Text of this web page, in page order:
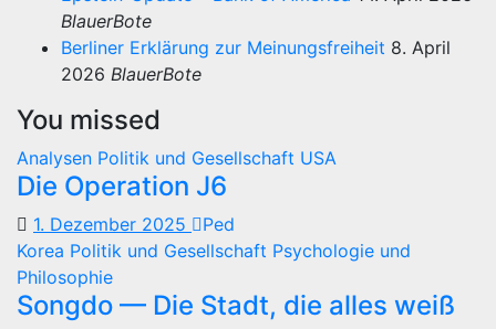
BlauerBote
Berliner Erklärung zur Meinungsfreiheit 8. April
2026 BlauerBote
You missed
Analysen Politik und Gesellschaft USA
Die Operation J6
1. Dezember 2025
Ped
Korea Politik und Gesellschaft Psychologie und
Philosophie
Songdo — Die Stadt, die alles weiß